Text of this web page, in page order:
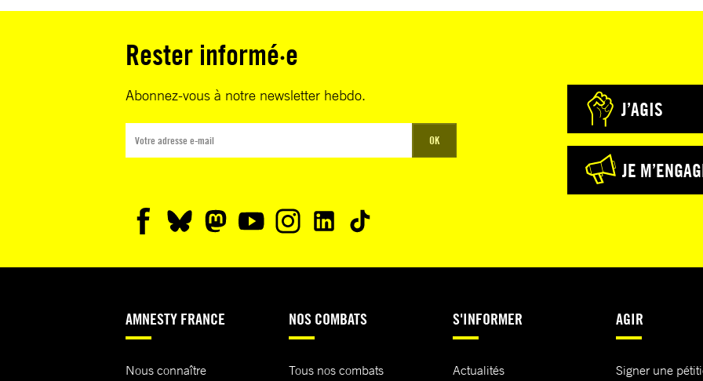
Rester informé·e
Abonnez-vous à notre newsletter hebdo.
OK
J’AGIS
JE
AMNESTY FRANCE
Nous connaître
NOS COMBATS
Tous nos combats
S'INFORMER
Actualités
AGIR
Signer une